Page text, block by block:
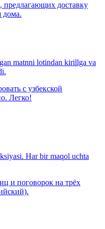
предлагающих доставку
дома.
matnni lotindan kirillga va
с узбекской
Легко!
Har bir maqol uchta
и поговорок на трёх